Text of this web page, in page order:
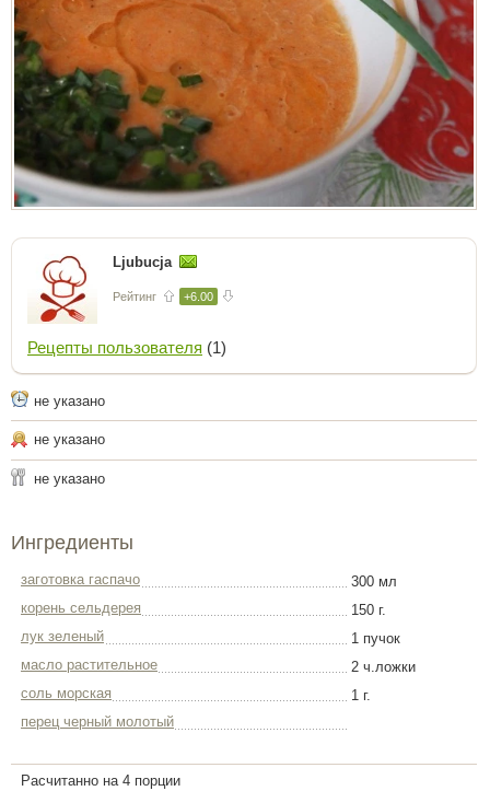
Ljubucja
Рейтинг +6.00
Рецепты пользователя (1)
не указано
не указано
не указано
Ингредиенты
заготовка гаспачо
300 мл
корень сельдерея
150 г.
лук зеленый
1 пучок
масло растительное
2 ч.ложки
соль морская
1 г.
перец черный молотый
Расчитанно на 4 порции